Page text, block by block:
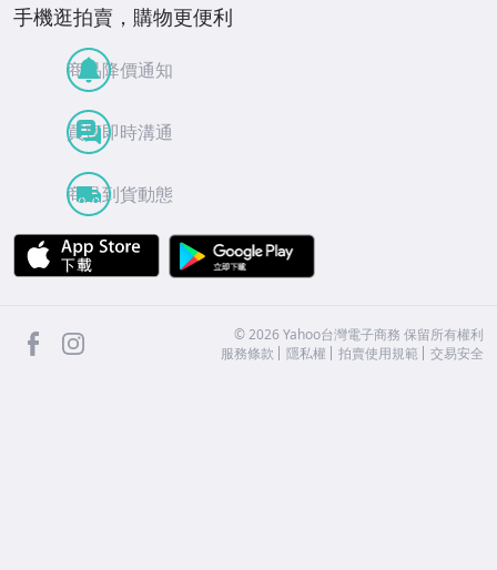
手機逛拍賣，購物更便利
商品降價通知
買賣即時溝通
商品到貨動態
APP Store
facebook ©2026 Yahoo台灣電子商務 保留所有權利
服務條款
隱私權 拍賣使用規範 交易安全